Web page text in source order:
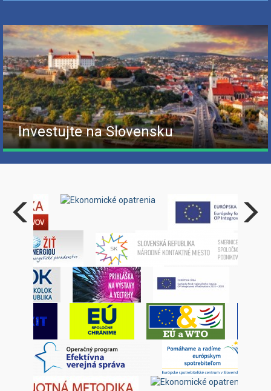
Investujte na Slovensku